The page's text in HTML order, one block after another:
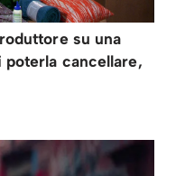
su una
cancellare,